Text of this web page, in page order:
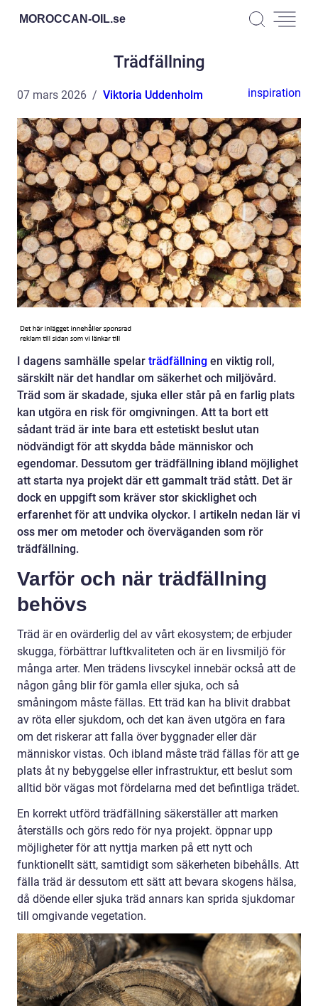
MOROCCAN-OIL.se
Trädfällning
07 mars 2026 Viktoria Uddenholm inspiration
I dagens samhälle spelar trädfällning en viktig roll,
särskilt när det handlar om säkerhet och miljövård.
Träd som är skadade, sjuka eller står på en farlig plats
kan utgöra en risk för omgivningen. Att ta bort ett
sådant träd är inte bara ett estetiskt beslut utan
nödvändigt för att skydda både människor och
egendomar. Dessutom ger trädfällning ibland möjlighet
att starta nya projekt där ett gammalt träd stått. Det är
dock en uppgift som kräver stor skicklighet och
erfarenhet för att undvika olyckor. I artikeln nedan lär vi
oss mer om metoder och överväganden som rör
trädfällning.
Varför och när trädfällning
behövs
Träd är en ovärderlig del av vårt ekosystem; de erbjuder
skugga, förbättrar luftkvaliteten och är en livsmiljö för
många arter. Men trädens livscykel innebär också att de
någon gång blir för gamla eller sjuka, och så
småningom måste fällas. Ett träd kan ha blivit drabbat
av röta eller sjukdom, och det kan även utgöra en fara
om det riskerar att falla över byggnader eller där
människor vistas. Och ibland måste träd fällas för att ge
plats åt ny bebyggelse eller infrastruktur, ett beslut som
alltid bör vägas mot fördelarna med det befintliga trädet.
En korrekt utförd trädfällning säkerställer att marken
återställs och görs redo för nya projekt. öppnar upp
möjligheter för att nyttja marken på ett nytt och
funktionellt sätt, samtidigt som säkerheten bibehålls. Att
fälla träd är dessutom ett sätt att bevara skogens hälsa,
då döende eller sjuka träd annars kan sprida sjukdomar
till omgivande vegetation.